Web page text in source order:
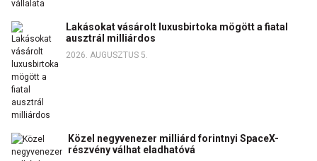
Lakásokat vásárolt luxusbirtoka mögött a fiatal
ausztrál milliárdos
2026. AUGUSZTUS 5.
Közel negyvenezer milliárd forintnyi SpaceX-
részvény válhat eladhatóvá